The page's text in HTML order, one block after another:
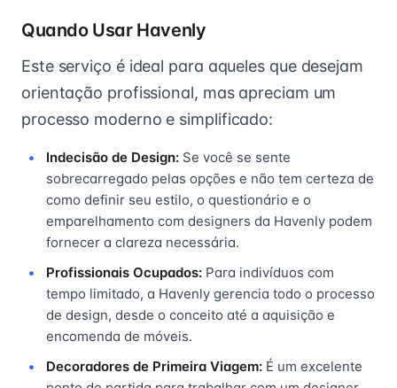
Quando Usar Havenly
Este serviço é ideal para aqueles que desejam
orientação profissional, mas apreciam um
processo moderno e simplificado:
Indecisão de Design: Se você se sente
sobrecarregado pelas opções e não tem certeza de
como definir seu estilo, o questionário e o
emparelhamento com designers da Havenly podem
fornecer a clareza necessária.
Profissionais Ocupados: Para indivíduos com
tempo limitado, a Havenly gerencia todo o processo
de design, desde o conceito até a aquisição e
encomenda de móveis.
Decoradores de Primeira Viagem: É um excelente